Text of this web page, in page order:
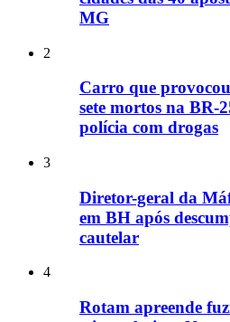
MG
2
Carro que
sete mortos na BR-
polícia com drogas
3
Diretor-geral da
em BH após
cautelar
4
Rotam apreende